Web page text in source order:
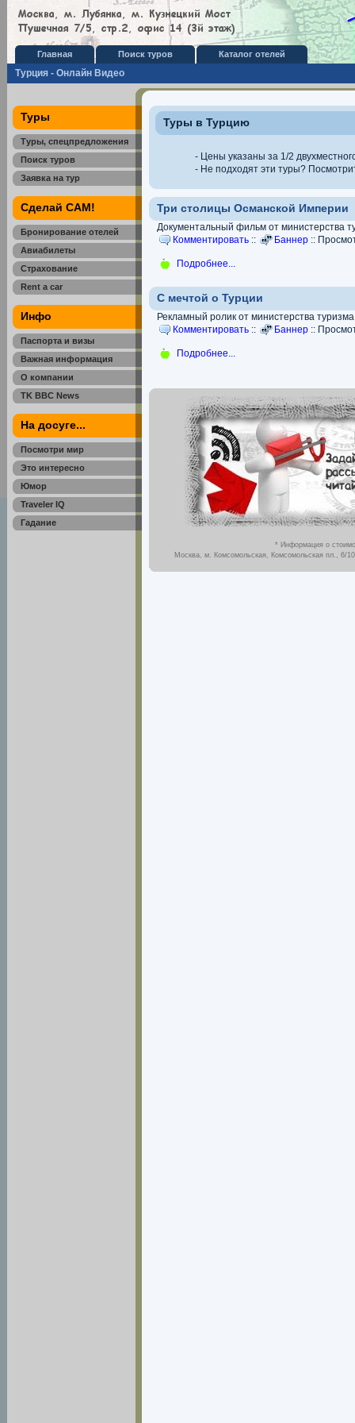
Главная Поиск туров Каталог отелей
Турция - Онлайн Видео
Туры
Туры, спецпредложения
Поиск туров
Заявка на тур
Сделай САМ!
Бронирование отелей
Авиабилеты
Страхование
Rent a car
Инфо
Паспорта и визы
Важная информация
О компании
TK BBC News
На досуге...
Посмотри мир
Это интересно
Юмор
Traveler IQ
Гадание
Туры в Турцию
- Цены указаны за 1/2
- Не подходят эти туры?
Три столицы Османской Империи
Документальный фильм от министерства
Комментировать :: Баннер ::
Подробнее...
С мечтой о Турции
Рекламный ролик от министерства
Комментировать :: Баннер ::
Подробнее...
* Информация о
Москва, м. Комсомольская, Комсомольская пл., 6/